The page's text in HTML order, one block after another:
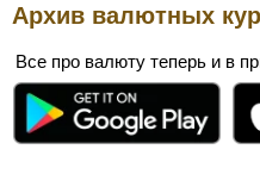
Архив валютных
Все про валюту теперь и в